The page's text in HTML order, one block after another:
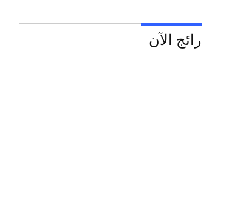
رائج الآن